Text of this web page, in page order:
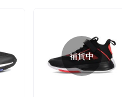
補貨中